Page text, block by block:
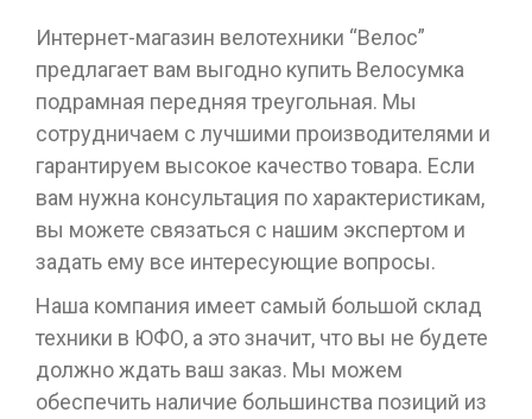
Интернет-магазин велотехники “Велос”
предлагает вам выгодно купить Велосумка
подрамная передняя треугольная. Мы
сотрудничаем с лучшими производителями и
гарантируем высокое качество товара. Если
вам нужна консультация по характеристикам,
вы можете связаться с нашим экспертом и
задать ему все интересующие вопросы.
Наша компания имеет самый большой склад
техники в ЮФО, а это значит, что вы не будете
должно ждать ваш заказ. Мы можем
обеспечить наличие большинства позиций из